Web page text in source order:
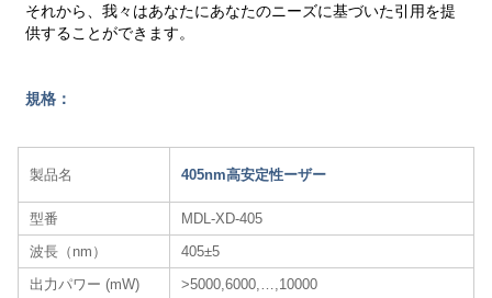
それから、我々はあなたにあなたのニーズに基づいた引用を提
供することができます。
規格：
製品名 405nm高安定性ーザー
型番
MDL-XD-405
波長（nm）
405±5
出力パワー (mW)
>5000,6000,…,10000